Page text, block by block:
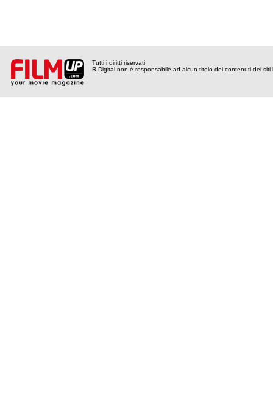
Tutti i diritti riservati
R Digital non è responsabile ad alcun titolo dei contenuti dei siti